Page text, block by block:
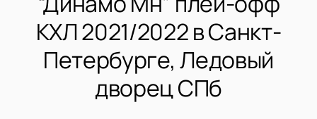
КХЛ 2021/2022 в Санкт-
Петербурге, Ледовый
дворец СПб